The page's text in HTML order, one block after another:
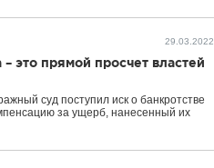
29.03.2022
это прямой просчет властей
суд поступил иск о банкротстве
за ущерб, нанесенный их